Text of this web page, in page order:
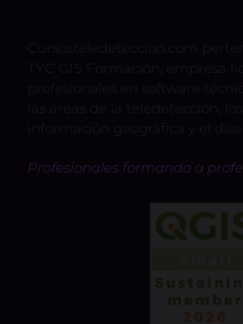
Profesionales formando a